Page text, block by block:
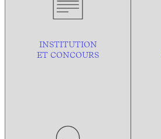
INSTITUTION
ET CONCOURS